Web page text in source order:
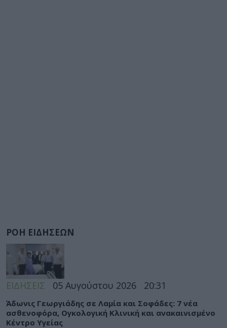
ΡΟΗ ΕΙΔΗΣΕΩΝ
ΕΙΔΗΣΕΙΣ 05 Αυγούστου 2026 20:31
Άδωνις Γεωργιάδης σε Λαμία και Σοφάδες: 7 νέα
ασθενοφόρα, Ογκολογική Κλινική και ανακαινισμένο
Κέντρο Υγείας